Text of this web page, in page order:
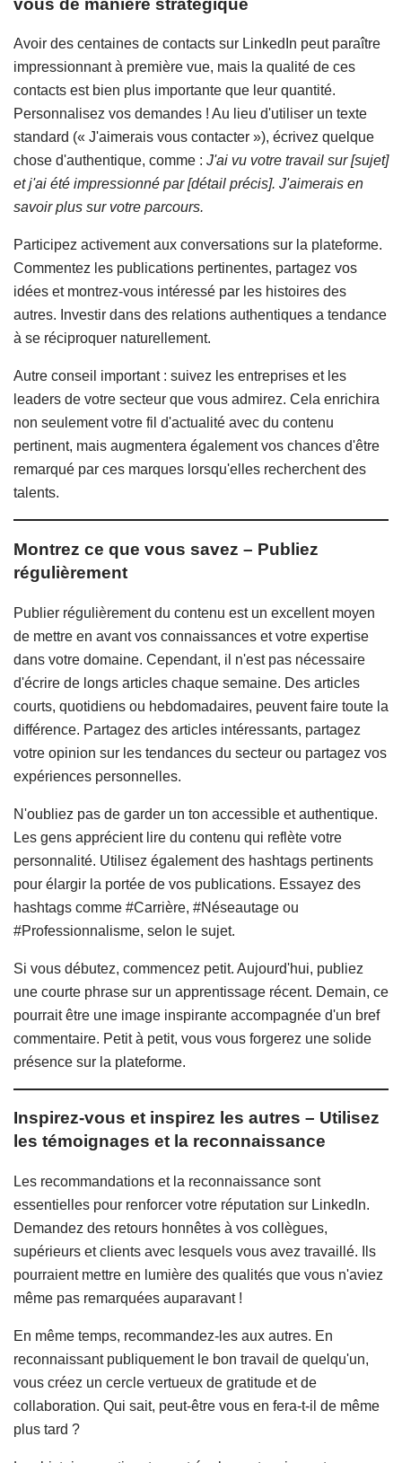
Avoir des centaines de contacts sur LinkedIn peut paraître
impressionnant à première vue, mais la qualité de ces
contacts est bien plus importante que leur quantité.
Personnalisez vos demandes ! Au lieu d'utiliser un texte
standard (« J'aimerais vous contacter »), écrivez quelque
chose d'authentique, comme : J'ai vu votre travail sur [sujet]
et j'ai été impressionné par [détail précis]. J'aimerais en
savoir plus sur votre parcours.
Participez activement aux conversations sur la plateforme.
Commentez les publications pertinentes, partagez vos
idées et montrez-vous intéressé par les histoires des
autres. Investir dans des relations authentiques a tendance
à se réciproquer naturellement.
Autre conseil important : suivez les entreprises et les
leaders de votre secteur que vous admirez. Cela enrichira
non seulement votre fil d'actualité avec du contenu
pertinent, mais augmentera également vos chances d'être
remarqué par ces marques lorsqu'elles recherchent des
talents.
Montrez ce que vous savez – Publiez
régulièrement
Publier régulièrement du contenu est un excellent moyen
de mettre en avant vos connaissances et votre expertise
dans votre domaine. Cependant, il n'est pas nécessaire
d'écrire de longs articles chaque semaine. Des articles
courts, quotidiens ou hebdomadaires, peuvent faire toute la
différence. Partagez des articles intéressants, partagez
votre opinion sur les tendances du secteur ou partagez vos
expériences personnelles.
N'oubliez pas de garder un ton accessible et authentique.
Les gens apprécient lire du contenu qui reflète votre
personnalité. Utilisez également des hashtags pertinents
pour élargir la portée de vos publications. Essayez des
hashtags comme #Carrière, #Néseautage ou
#Professionnalisme, selon le sujet.
Si vous débutez, commencez petit. Aujourd'hui, publiez
une courte phrase sur un apprentissage récent. Demain, ce
pourrait être une image inspirante accompagnée d'un bref
commentaire. Petit à petit, vous vous forgerez une solide
présence sur la plateforme.
Inspirez-vous et inspirez les autres – Utilisez
les témoignages et la reconnaissance
Les recommandations et la reconnaissance sont
essentielles pour renforcer votre réputation sur LinkedIn.
Demandez des retours honnêtes à vos collègues,
supérieurs et clients avec lesquels vous avez travaillé. Ils
pourraient mettre en lumière des qualités que vous n'aviez
même pas remarquées auparavant !
En même temps, recommandez-les aux autres. En
reconnaissant publiquement le bon travail de quelqu'un,
vous créez un cercle vertueux de gratitude et de
collaboration. Qui sait, peut-être vous en fera-t-il de même
plus tard ?